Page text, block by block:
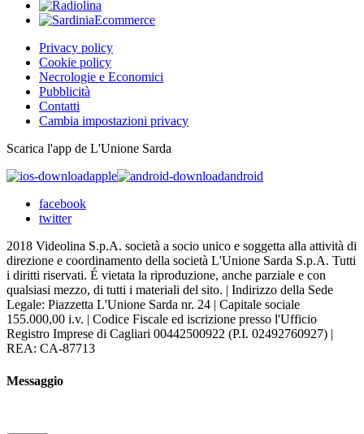
Privacy policy
Cookie policy
Necrologie e Economici
Pubblicità
Contatti
Cambia impostazioni privacy
Scarica l'app de L'Unione Sarda
apple
android
facebook
twitter
2018 Videolina S.p.A. società a socio unico e soggetta alla attività di
direzione e coordinamento della società L'Unione Sarda S.p.A. Tutti
i diritti riservati. É vietata la riproduzione, anche parziale e con
qualsiasi mezzo, di tutti i materiali del sito. | Indirizzo della Sede
Legale: Piazzetta L'Unione Sarda nr. 24 | Capitale sociale
155.000,00 i.v. | Codice Fiscale ed iscrizione presso l'Ufficio
Registro Imprese di Cagliari 00442500922 (P.I. 02492760927) |
REA: CA-87713
Messaggio